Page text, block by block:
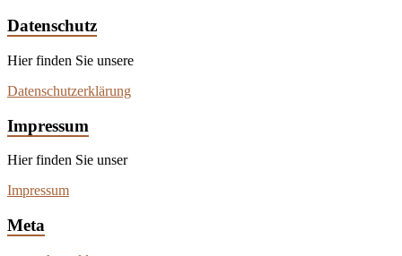
Datenschutz
Hier finden Sie unsere
Datenschutzerklärung
Impressum
Hier finden Sie unser
Impressum
Meta